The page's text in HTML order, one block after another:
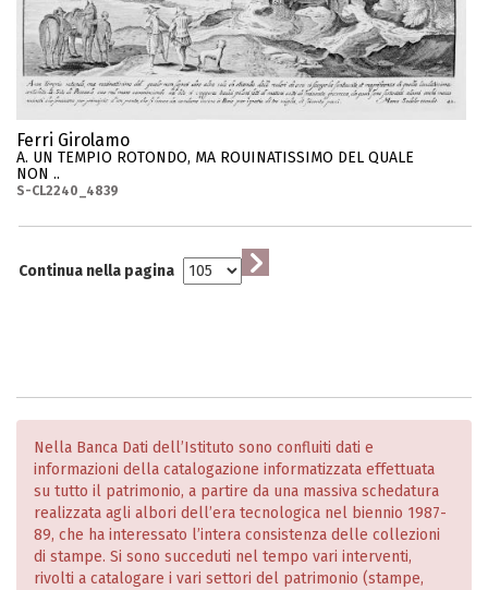
Ferri Girolamo
A. UN TEMPIO ROTONDO, MA ROUINATISSIMO DEL QUALE
NON ..
S-CL2240_4839
Continua nella pagina
Nella Banca Dati dell’Istituto sono confluiti dati e
informazioni della catalogazione informatizzata effettuata
su tutto il patrimonio, a partire da una massiva schedatura
realizzata agli albori dell’era tecnologica nel biennio 1987-
89, che ha interessato l’intera consistenza delle collezioni
di stampe. Si sono succeduti nel tempo vari interventi,
rivolti a catalogare i vari settori del patrimonio (stampe,